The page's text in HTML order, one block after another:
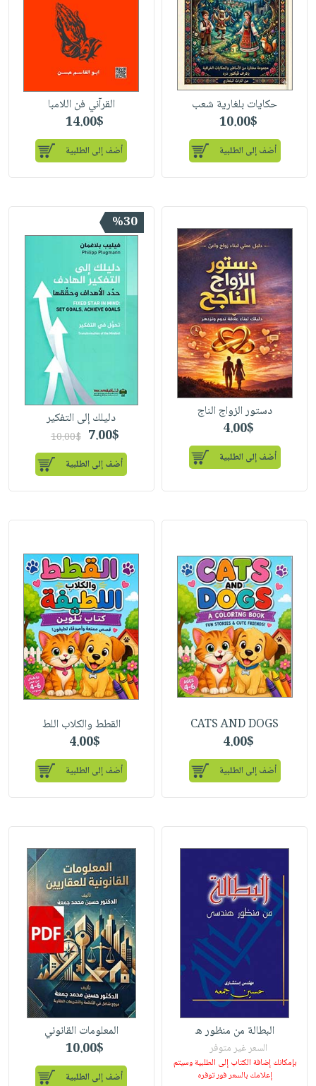
حكايات بلغارية شعب
10.00$
أضف إلى الطلبية
القرآني فن اللامبا
14.00$
أضف إلى الطلبية
دستور الزواج الناج
4.00$
أضف إلى الطلبية
%30
دليلك إلى التفكير
7.00$
10.00$
أضف إلى الطلبية
CATS AND DOGS
4.00$
أضف إلى الطلبية
القطط والكلاب اللط
4.00$
أضف إلى الطلبية
البطالة من منظور ه
السعر غير متوفر
بإمكانك إضافة الكتاب إلى الطلبية وسيتم
إعلامك بالسعر فور توفره
المعلومات القانوني
10.00$
أضف إلى الطلبية